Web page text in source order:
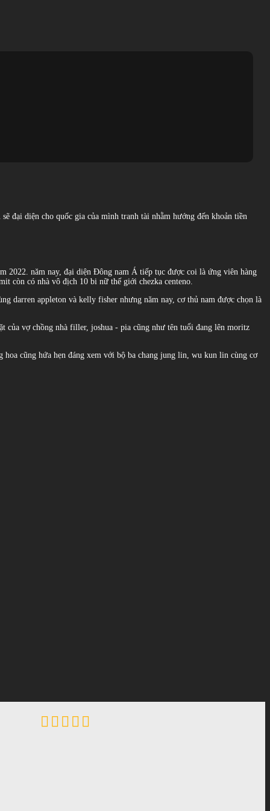
đại diện cho quốc gia của mình tranh tài nhằm hướng đến khoản tiền
2022. năm nay, đại diện Đông nam Á tiếp tục được coi là ứng viên hàng
còn có nhà vô địch 10 bi nữ thế giới chezka centeno.
darren appleton và kelly fisher nhưng năm nay, cơ thủ nam được chọn là
của vợ chồng nhà filler, joshua - pia cũng như tên tuổi đang lên moritz
cũng hứa hẹn đáng xem với bộ ba chang jung lin, wu kun lin cùng cơ